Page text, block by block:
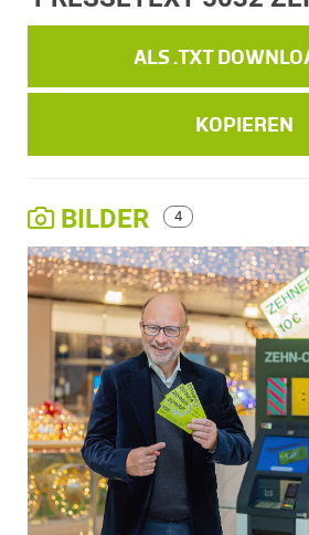
ALS .TXT
KOPIEREN
BILDER 4